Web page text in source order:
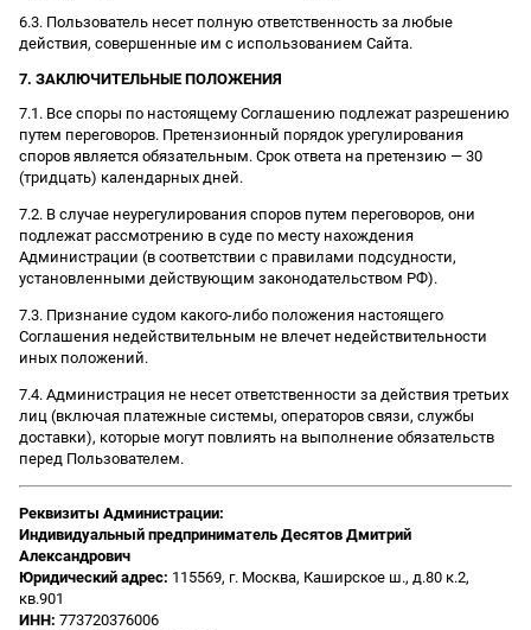
6.3. Пользователь несет полную ответственность за любые
действия, совершенные им с использованием Сайта.
7. ЗАКЛЮЧИТЕЛЬНЫЕ ПОЛОЖЕНИЯ
7.1. Все споры по настоящему Соглашению подлежат разрешению
путем переговоров. Претензионный порядок урегулирования
споров является обязательным. Срок ответа на претензию — 30
(тридцать) календарных дней.
7.2. В случае неурегулирования споров путем переговоров, они
подлежат рассмотрению в суде по месту нахождения
Администрации (в соответствии с правилами подсудности,
установленными действующим законодательством РФ).
7.3. Признание судом какого-либо положения настоящего
Соглашения недействительным не влечет недействительности
иных положений.
7.4. Администрация не несет ответственности за действия третьих
лиц (включая платежные системы, операторов связи, службы
доставки), которые могут повлиять на выполнение обязательств
перед Пользователем.
Реквизиты Администрации:
Индивидуальный предприниматель Десятов Дмитрий
Александрович
Юридический адрес: 115569, г. Москва, Каширское ш., д.80 к.2,
кв.901
ИНН: 773720376006